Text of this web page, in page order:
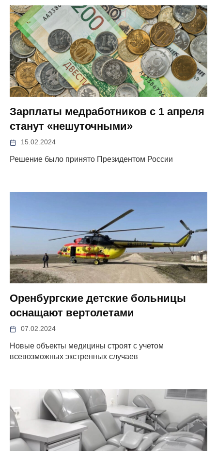
Зарплаты медработников с 1 апреля
станут «нешуточными»
15.02.2024
Решение было принято Президентом России
Оренбургские детские больницы
оснащают вертолетами
07.02.2024
Новые объекты медицины строят с учетом
всевозможных экстренных случаев